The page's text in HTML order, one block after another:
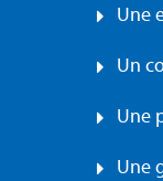
Une
Un
Une
Une